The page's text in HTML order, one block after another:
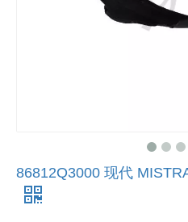
86812Q3000 现代